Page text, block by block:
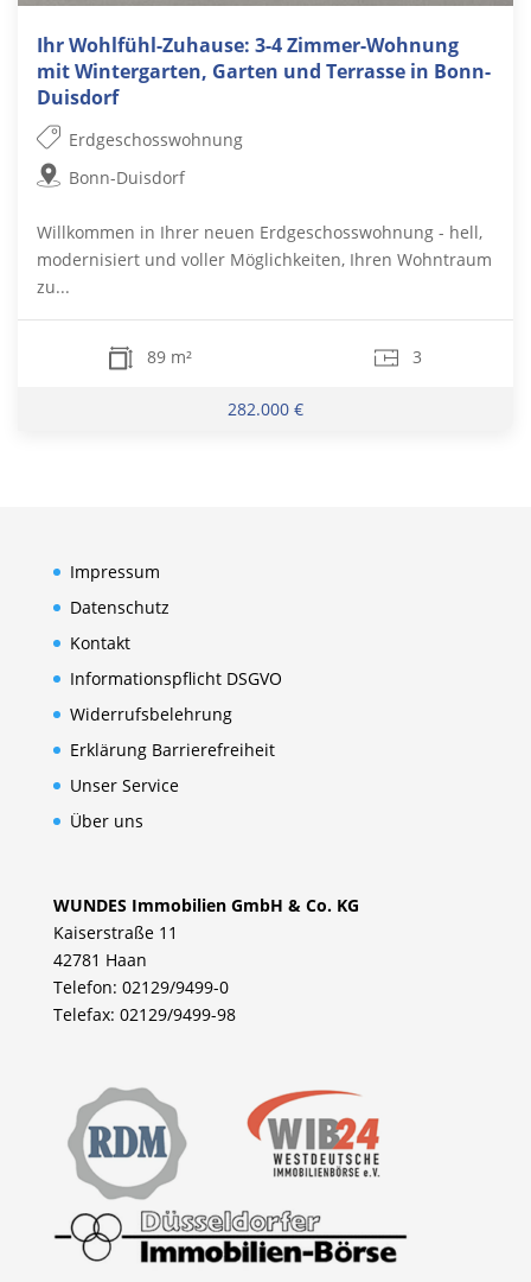
Ihr Wohlfühl-Zuhause: 3-4 Zimmer-Wohnung
mit Wintergarten, Garten und Terrasse in Bonn-
Duisdorf
Erdgeschosswohnung
Bonn-Duisdorf
Willkommen in Ihrer neuen Erdgeschosswohnung - hell,
modernisiert und voller Möglichkeiten, Ihren Wohntraum
zu...
89 m² 3
282.000 €
Impressum
Datenschutz
Kontakt
Informationspflicht DSGVO
Widerrufsbelehrung
Erklärung Barrierefreiheit
Unser Service
Über uns
WUNDES Immobilien GmbH & Co. KG
Kaiserstraße 11
42781 Haan
Telefon: 02129/9499-0
Telefax: 02129/9499-98